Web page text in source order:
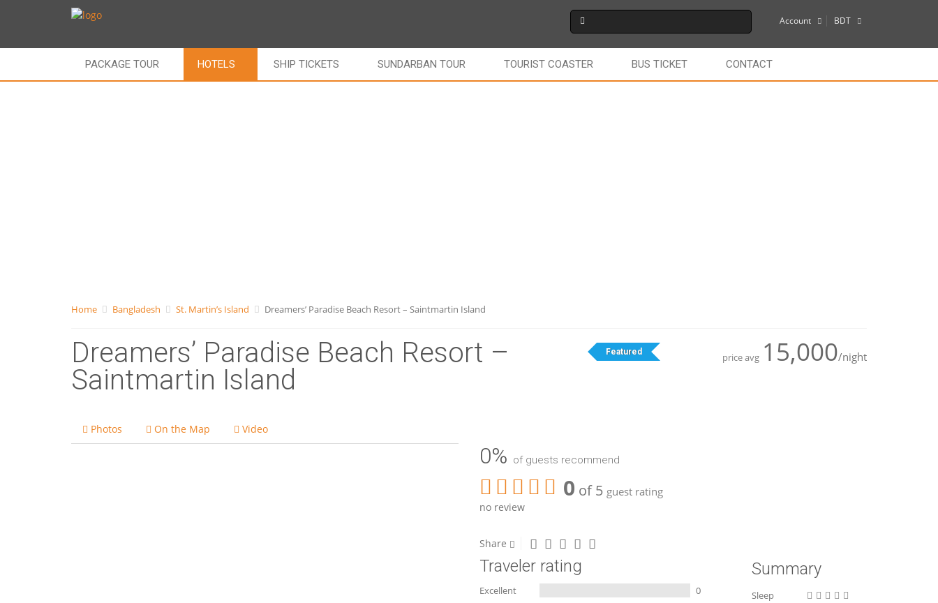
Account BDT
PACKAGE TOUR HOTELS SHIP TICKETS SUNDARBAN TOUR TOURIST COASTER BUS TICKET CONTACT
Home Bangladesh St. Martin’s Island Dreamers’ Paradise Beach Resort – Saintmartin Island
Dreamers’ Paradise Beach Resort –
Saintmartin Island
Featured price avg 15,000/night
Photos On the Map Video
0% of guests recommend
0 of 5 guest rating
no review
Share
Traveler rating
Excellent
0
Summary
Sleep